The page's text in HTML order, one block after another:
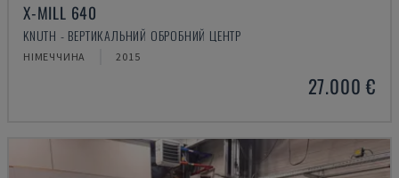
X-MILL 640
KNUTH - ВЕРТИКАЛЬНИЙ ОБРОБНИЙ ЦЕНТР
НІМЕЧЧИНА 2015
27.000 €